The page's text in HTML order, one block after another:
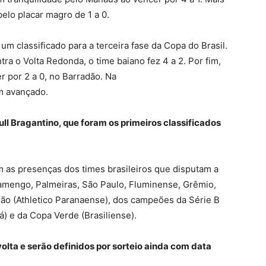
placar magro de 1 a 0.
classificado para a terceira fase da Copa do Brasil.
o Volta Redonda, o time baiano fez 4 a 2. Por fim,
por 2 a 0, no Barradão. Na
avançado.
Bragantino, que foram os primeiros classificados
as presenças dos times brasileiros que disputam a
Palmeiras, São Paulo, Fluminense, Grêmio,
(Athletico Paranaense), dos campeões da Série B
e da Copa Verde (Brasiliense).
e serão definidos por sorteio ainda com data